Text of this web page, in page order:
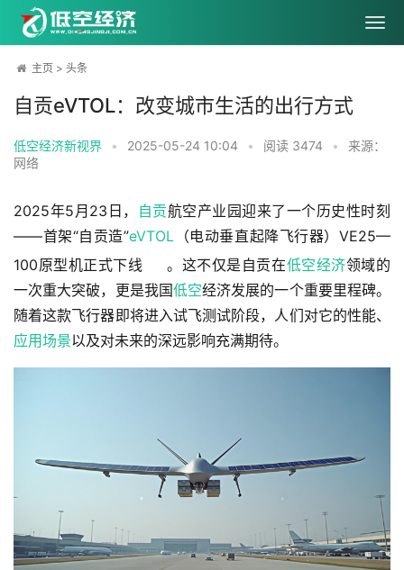
主页 > 头条
自贡eVTOL：改变城市生活的出行方式
低空经济新视界 • 2025-05-24 10:04 • 阅读 3474 •
来源：
网络
2025年5月23日， 自贡航空产业园迎来了一个历史性时刻
——首架“自贡造”eVTOL （电动垂直起降飞行器）VE25—
100原型机正式下线
。这不仅是自贡在低空经济领域的
一次重大突破，更是我国低空经济发展的一个重要里程碑。
随着这款飞行器即将进入试飞测试阶段，人们对它的性能、
应用场景以及对未来的深远影响充满期待。